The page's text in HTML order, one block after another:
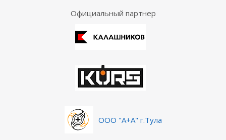
Официальный партнер
ООО "А+А" г.Тула